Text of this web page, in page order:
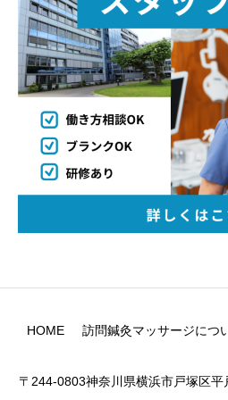
HOME 訪問鍼灸マッサージにつ
〒244-0803神奈川県横浜市戸塚区